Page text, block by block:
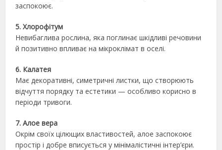
заспокоює.
5. Хлорофітум
Невибаглива рослина, яка поглинає шкідливі речовини
й позитивно впливає на мікроклімат в оселі.
6. Калатея
Має декоративні, симетричні листки, що створюють
відчуття порядку та естетики — особливо корисно в
періоди тривоги.
7. Алое вера
Окрім своїх цілющих властивостей, алое заспокоює
простір і добре вписується у мінімалістичні інтер’єри.